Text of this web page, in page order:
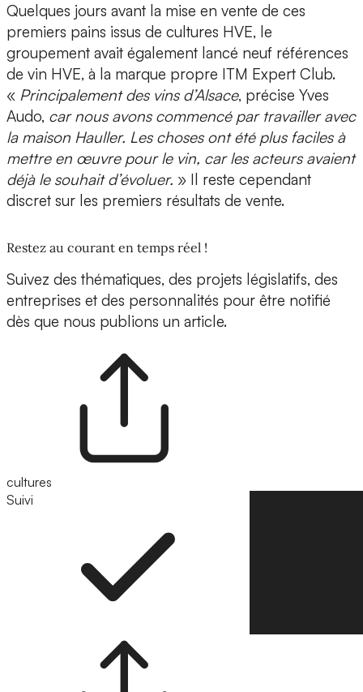
Quelques jours avant la mise en vente de ces
premiers pains issus de cultures HVE, le
groupement avait également lancé neuf références
de vin HVE, à la marque propre ITM Expert Club.
« Principalement des vins d’Alsace, précise Yves
Audo, car nous avons commencé par travailler avec
la maison Hauller. Les choses ont été plus faciles à
mettre en œuvre pour le vin, car les acteurs avaient
déjà le souhait d’évoluer. » Il reste cependant
discret sur les premiers résultats de vente.
Restez au courant en temps réel !
Suivez des thématiques, des projets législatifs, des
entreprises et des personnalités pour être notifié
dès que nous publions un article.
cultures
Suivi